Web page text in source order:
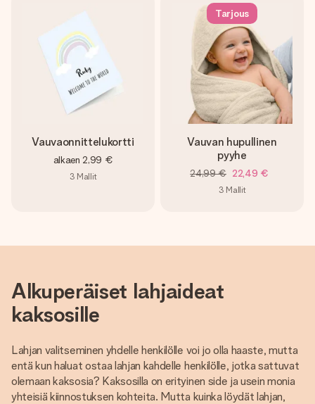
Vauvaonnittelukortti
alkaen 2,99 €
3 Mallit
Tarjous
Vauvan hupullinen
pyyhe
24,99 € 22,49 €
3 Mallit
Alkuperäiset lahjaideat
kaksosille
Lahjan valitseminen yhdelle henkilölle voi jo olla haaste, mutta
entä kun haluat ostaa lahjan kahdelle henkilölle, jotka sattuvat
olemaan kaksosia? Kaksosilla on erityinen side ja usein monia
yhteisiä kiinnostuksen kohteita. Mutta kuinka löydät lahjan,